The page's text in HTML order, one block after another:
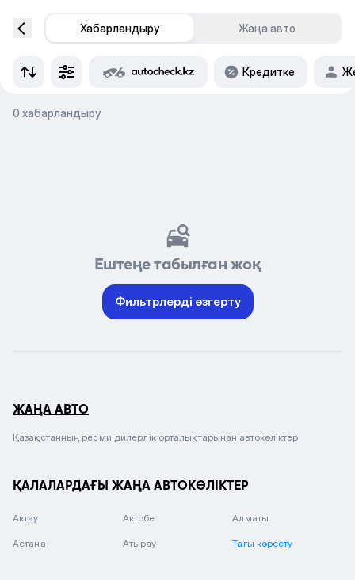
Хабарландыру Жаңа авто
Кредитке
0 хабарландыру
Ештеңе табылған жоқ
Фильтрлерді өзгерту
ЖАҢА АВТО
Қазақстанның ресми дилерлік орталықтарынан автокөліктер
ҚАЛАЛАРДАҒЫ ЖАҢА АВТОКӨЛІКТЕР
Актау Актобе Алматы
Астана Атырау Тағы көрсету